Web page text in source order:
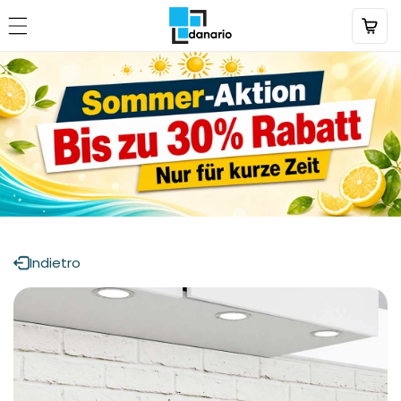
al contenuto
Indietro